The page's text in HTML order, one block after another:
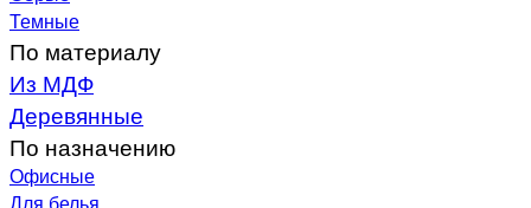
Темные
По материалу
Из МДФ
Деревянные
По назначению
Офисные